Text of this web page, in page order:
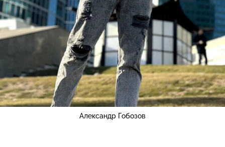
Александр Гобозов